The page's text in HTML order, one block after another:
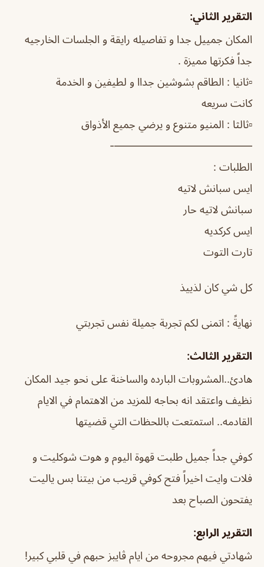
التقرير الثاني:
المكان جمييل جدا و تفاصيله رايقة و الجلسات الخارجيه
جداً فكرتها مميزة .
▫️ثانيا : الطاقم بشوشين جداا و لطيفين و الخدمة
كانت سريعه
▫️ثالثا : المنيو متنوع و يرضي جميع الأذواق
—————————————-
الطلبات :
ايس سبانش لاتيه
سبانش لاتيه حار
ايس كركديه
تارت التوت
كل شي كان لذييذ
نهايةً : اتمنى لكم تجربة جميلة نفس تجربتي
التقرير الثالث:
هادئ..المشروبات البارده والساخنة على نحو جيد المكان
نظيف واعتقد انه بحاجه للمزيد من الاهتمام في الايام
القادمه.. استمتعت باللحظات التي قضيتها
كوفي جداً جميل طلبت قهوة اليوم و هوت شوكليت و
فلات وايت اخيراً فتح كوفي قريب من بيتنا بس ياليت
يفتحون الصباح بعد
التقرير الرابع:
شهادتي فيهم مجروحه من ايام ڤايبز حبهم في قلبي كبير!